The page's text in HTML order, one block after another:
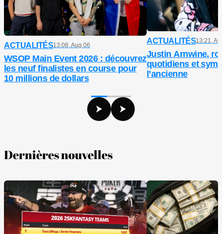
ACTUALITÉS13:08, Aug 06
WSOP Main Event 2026 : découvrez
les neuf finalistes en course pour
10 millions de dollars
ACTUALITÉS13:21,
Justin Arnwine,
quotidiens et
l’ancienne
Dernières nouvelles